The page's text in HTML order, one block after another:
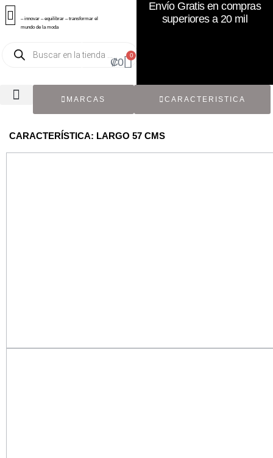
– innovar – equilibrar – transformar el
mundo de la moda
₡0
0
Envío Gratis en compras
superiores a 20 mil
MARCAS CARACTERISTICA
CARACTERÍSTICA: LARGO 57 CMS